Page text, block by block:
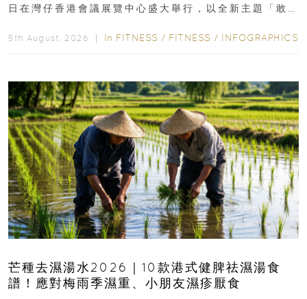
日在灣仔香港會議展覽中心盛大舉行，以全新主題「敢
5th August, 2026 ｜ In FITNESS / FITNESS / INFOGRAPHICS
芒種去濕湯水2026｜10款港式健脾祛濕湯食
譜！應對梅雨季濕重、小朋友濕疹厭食